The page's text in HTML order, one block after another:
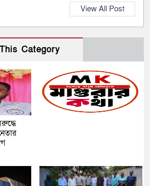
View All Post
Category